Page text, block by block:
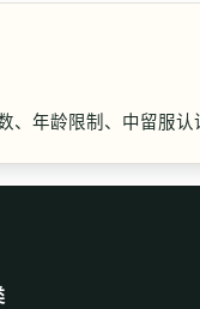
年龄限制、中留服认